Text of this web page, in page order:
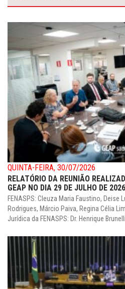
QUINTA-FEIRA, 30/07/2026
RELATÓRIO DA REUNIÃO
GEAP NO DIA 29 DE JULHO DE 2026
FENASPS: Cleuza Maria Faustino, Deise
Rodrigues, Márcio Paiva, Regina Célia
Jurídica da FENASPS: Dr. Henrique